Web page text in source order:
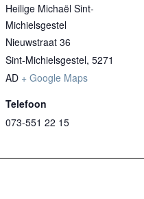
Heilige Michaël Sint-
Michielsgestel
Nieuwstraat 36
Sint-Michielsgestel, 5271
AD + Google Maps
Telefoon
073-551 22 15